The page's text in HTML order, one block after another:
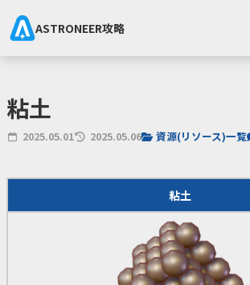
ASTRONEER攻略
粘土
2025.05.01 2025.05.06 資源(リソース)一覧
粘土